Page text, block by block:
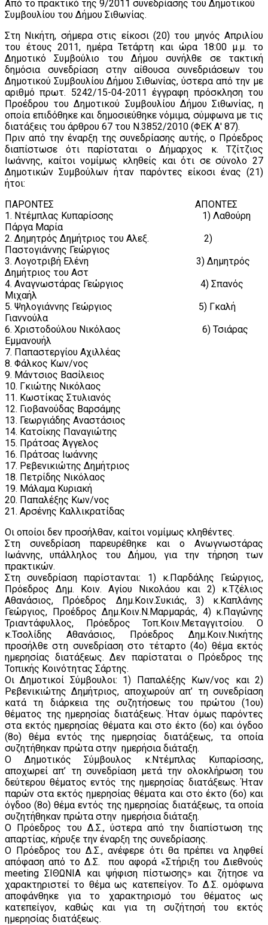
Από το πρακτικό της 9/2011 συνεδρίασης του Δημοτικού
Συμβουλίου του Δήμου Σιθωνίας.
Στη Νικήτη, σήμερα στις είκοσι (20) του μηνός Απριλίου
του έτους 2011, ημέρα Τετάρτη και ώρα 18:00 μ.μ. το
Δημοτικό Συμβούλιο του Δήμου συνήλθε σε τακτική
δημόσια συνεδρίαση στην αίθουσα συνεδριάσεων του
Δημοτικού Συμβουλίου Δήμου Σιθωνίας, ύστερα από την με
αριθμό πρωτ. 5242/15-04-2011 έγγραφη πρόσκληση του
Προέδρου του Δημοτικού Συμβουλίου Δήμου Σιθωνίας, η
οποία επιδόθηκε και δημοσιεύθηκε νόμιμα, σύμφωνα με τις
διατάξεις του άρθρου 67 του Ν.3852/2010 (ΦΕΚ Α' 87).
Πριν από την έναρξη της συνεδρίασης αυτής, ο Πρόεδρος
διαπίστωσε ότι παρίσταται ο Δήμαρχος κ. Τζίτζιος
Ιωάννης, καίτοι νομίμως κληθείς και ότι σε σύνολο 27
Δημοτικών Συμβούλων ήταν παρόντες είκοσι ένας (21)
ήτοι:
ΠΑΡΟΝΤΕΣ ΑΠΟΝΤΕΣ
1. Ντέμπλας Κυπαρίσσης 1) Λαθούρη
Πάργα Μαρία
2. Δημητρός Δημήτριος του Αλεξ. 2)
Παστογιάννης Γεώργιος
3. Λογοτριβή Ελένη 3) Δημητρός
Δημήτριος του Αστ
4. Αναγνωστάρας Γεώργιος 4) Σπανός
Μιχαήλ
5. Ψηλογιάννης Γεώργιος 5) Γκαλή
Γιαννούλα
6. Χριστοδούλου Νικόλαος 6) Τσιάρας
Εμμανουήλ
7. Παπαστεργίου Αχιλλέας
8. Φάλκος Κων/νος
9. Μάντσιος Βασίλειος
10. Γκιώτης Νικόλαος
11. Κωστίκας Στυλιανός
12. Γιοβανούδας Βαρσάμης
13. Γεωργιάδης Αναστάσιος
14. Κατσίκης Παναγιώτης
15. Πράτσας Άγγελος
16. Πράτσας Ιωάννης
17. Ρεβενικιώτης Δημήτριος
18. Πετρίδης Νικόλαος
19. Μάλαμα Κυριακή
20. Παπαλέξης Κων/νος
21. Αρσένης Καλλικρατίδας
Οι οποίοι δεν προσήλθαν, καίτοι νομίμως κληθέντες.
Στη συνεδρίαση παρευρέθηκε και ο Ανωγνωστάρας
Ιωάννης, υπάλληλος του Δήμου, για την τήρηση των
πρακτικών.
Στη συνεδρίαση παρίστανται: 1) κ.Παρδάλης Γεώργιος,
Πρόεδρος Δημ. Κοιν. Αγίου Νικολάου και 2) κ.Τζέλιος
Αθανάσιος, Πρόεδρος Δημ.Κοιν.Συκιάς, 3) κ.Καπλάνης
Γεώργιος, Προέδρος Δημ.Κοιν.Ν.Μαρμαράς, 4) κ.Παγώνης
Τριαντάφυλλος, Πρόεδρος Τοπ.Κοιν.Μεταγγιτσίου. Ο
κ.Τσολίδης Αθανάσιος, Πρόεδρος Δημ.Κοιν.Νικήτης
προσήλθε στη συνεδρίαση στο τέταρτο (4ο) θέμα εκτός
ημερησίας διατάξεως. Δεν παρίσταται ο Πρόεδρος της
Τοπικής Κοινότητας Σάρτης.
Οι Δημοτικοί Σύμβουλοι: 1) Παπαλέξης Κων/νος και 2)
Ρεβενικιώτης Δημήτριος, αποχωρούν απ’ τη συνεδρίαση
κατά τη διάρκεια της συζητήσεως του πρώτου (1ου)
θέματος της ημερησίας διατάξεως. Ήταν όμως παρόντες
στα εκτός ημερησίας θέματα και στο έκτο (6ο) και όγδοο
(8ο) θέμα εντός της ημερησίας διατάξεως, τα οποία
συζητήθηκαν πρώτα στην ημερήσια διάταξη.
Ο Δημοτικός Σύμβουλος κ.Ντέμπλας Κυπαρίσσης,
αποχωρεί απ’ τη συνεδρίαση μετά την ολοκλήρωση του
δεύτερου θέματος εντός της ημερησίας διατάξεως. Ήταν
παρών στα εκτός ημερησίας θέματα και στο έκτο (6ο) και
όγδοο (8ο) θέμα εντός της ημερησίας διατάξεως, τα οποία
συζητήθηκαν πρώτα στην ημερήσια διάταξη.
Ο Πρόεδρος του Δ.Σ., ύστερα από την διαπίστωση της
απαρτίας, κήρυξε την έναρξη της συνεδρίασης.
Ο Πρόεδρος του Δ.Σ., ανέφερε ότι θα πρέπει να ληφθεί
απόφαση από το Δ.Σ. που αφορά «Στήριξη του Διεθνούς
meeting ΣΙΘΩΝΙΑ και ψήφιση πίστωσης» και ζήτησε να
χαρακτηριστεί το θέμα ως κατεπείγον. Το Δ.Σ. ομόφωνα
αποφάνθηκε για το χαρακτηρισμό του θέματος ως
κατεπείγον, καθώς και για τη συζήτησή του εκτός
ημερησίας διατάξεως.